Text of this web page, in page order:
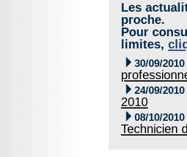
Les
proche.
Pour
limites,
 30/09/2010
 24/09/2010
2010
 08/10/2010
Technicien